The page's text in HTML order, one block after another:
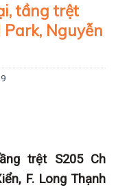
tầng trệt
Nguyễn
trệt S205 Ch
F. Long Thạnh